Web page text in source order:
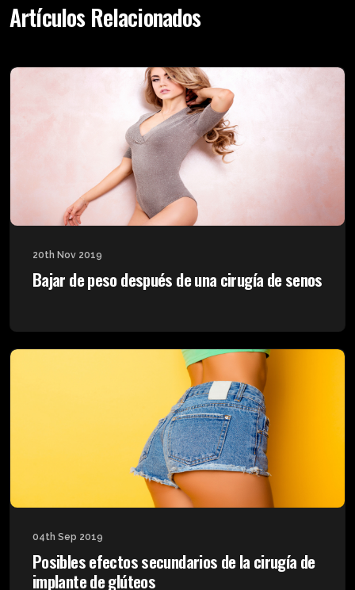
Artículos Relacionados
20th Nov 2019
Bajar de peso después de una cirugía de senos
04th Sep 2019
Posibles efectos secundarios de la cirugía de
implante de glúteos